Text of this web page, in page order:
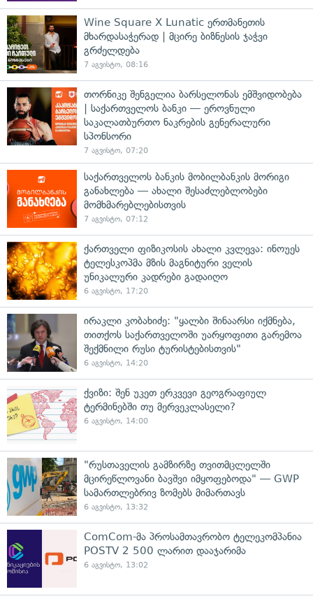
Wine Square X Lunatic ერთმანეთის
მხარდასაჭერად | მცირე ბიზნესის ჯაჭვი
გრძელდება
7 აგვისტო, 08:16
თორნიკე შენგელია ბარსელონას ემშვიდობება
| საქართველოს ბანკი — ეროვნული
საკალათბურთო ნაკრების გენერალური
სპონსორი
7 აგვისტო, 07:20
საქართველოს ბანკის მობილბანკის მორიგი
განახლება — ახალი შესაძლებლობები
მომხმარებლებისთვის
7 აგვისტო, 07:12
ქართველი ფიზიკოსის ახალი კვლევა: ინოუეს
ტელესკოპმა მზის მაგნიტური ველის
უნიკალური კადრები გადაიღო
6 აგვისტო, 17:20
ირაკლი კობახიძე: "ყალბი შინაარსი იქმნება,
თითქოს საქართველოში უარყოფითი გარემოა
შექმნილი რუსი ტურისტებისთვის"
6 აგვისტო, 14:20
ქვიზი: შენ უკეთ ერკვევი გეოგრაფიულ
ტერმინებში თუ მერვეკლასელი?
6 აგვისტო, 14:00
"რუსთაველის გამზირზე თვითმცლელში
მცირეწლოვანი ბავშვი იმყოფებოდა" — GWP
სამართლებრივ ზომებს მიმართავს
6 აგვისტო, 13:32
ComCom-მა პროსამთავრობო ტელეკომპანია
POSTV 2 500 ლარით დააჯარიმა
6 აგვისტო, 13:02